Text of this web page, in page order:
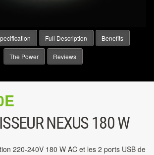
Full Description Benefits
The Power Reviews
NEXUS 180 W
220-240V 180 W AC et les 2 ports USB de